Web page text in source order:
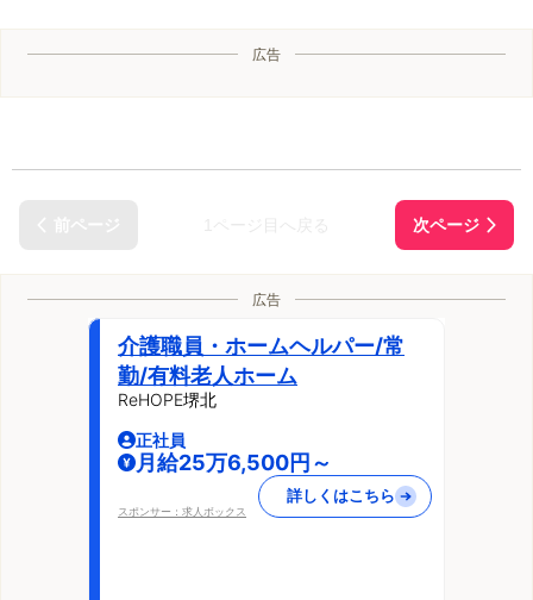
広告
広告
介護職員・ホームヘルパー/常
勤/有料老人ホーム
ReHOPE堺北
正社員
月給25万6,500円～
スポンサー：求人ボックス
詳しくはこちら